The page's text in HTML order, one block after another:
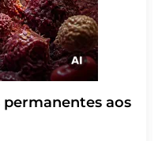
permanentes aos